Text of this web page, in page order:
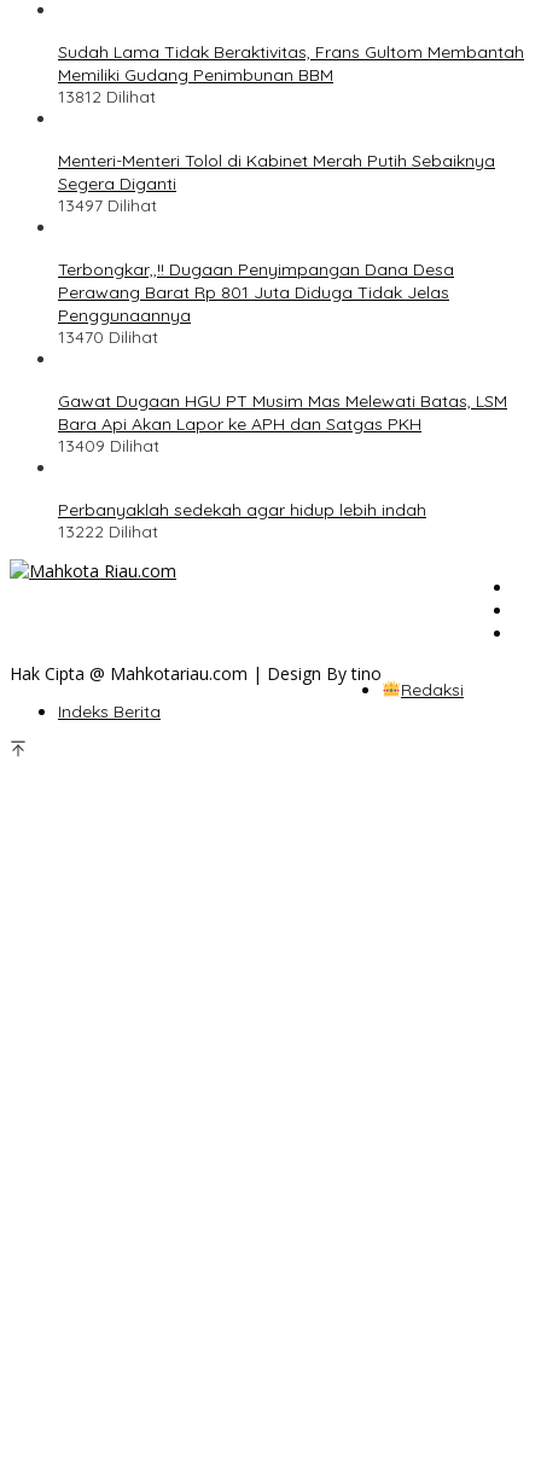
Sudah Lama Tidak Beraktivitas, Frans Gultom Membantah
Memiliki Gudang Penimbunan BBM
13812 Dilihat
Menteri-Menteri Tolol di Kabinet Merah Putih Sebaiknya
Segera Diganti
13497 Dilihat
Terbongkar,,!! Dugaan Penyimpangan Dana Desa
Perawang Barat Rp 801 Juta Diduga Tidak Jelas
Penggunaannya
13470 Dilihat
Gawat Dugaan HGU PT Musim Mas Melewati Batas, LSM
Bara Api Akan Lapor ke APH dan Satgas PKH
13409 Dilihat
Perbanyaklah sedekah agar hidup lebih indah
13222 Dilihat
Hak Cipta @ Mahkotariau.com | Design By tino
Redaksi
Indeks Berita